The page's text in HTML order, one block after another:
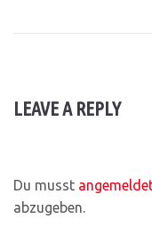
LEAVE A REPLY
Du musst
abzugeben.